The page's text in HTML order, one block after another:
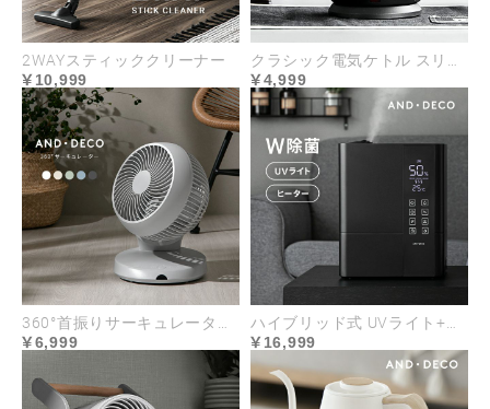
2WAYスティッククリーナー
10,999
クラシック電気ケトル スリムノズル
4,999
360°首振りサーキュレーター マイナスイオン搭載タイプ
6,999
ハイブリッド式 UVライト+ヒーター除菌機能付き
16,999